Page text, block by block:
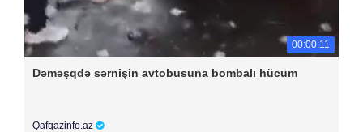
00:00:11
Dəməşqdə sərnişin avtobusuna bombalı hücum
Qafqazinfo.az